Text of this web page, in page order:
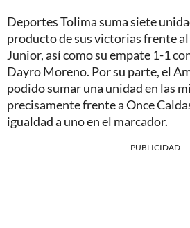
Deportes Tolima suma siete
producto de sus victorias frente
Junior, así como su empate 1-1
Dayro Moreno. Por su parte, el
podido sumar una unidad en las
precisamente frente a Once
igualdad a uno en el marcador.
PUBLICIDAD